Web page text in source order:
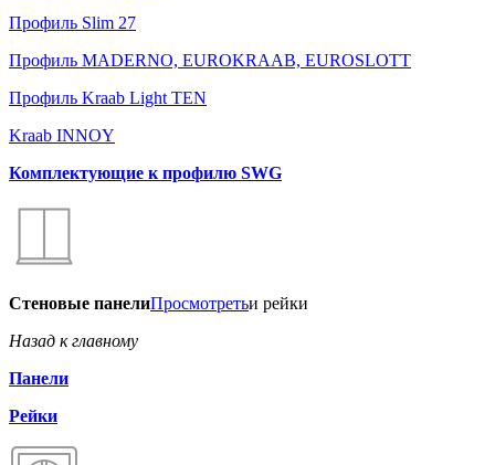
Профиль Slim 27
Профиль MADERNO, EUROKRAAB, EUROSLOTT
Профиль Kraab Light TEN
Kraab INNOY
Комплектующие к профилю SWG
Стеновые панелиПросмотретьи рейки
Назад к главному
Панели
Рейки